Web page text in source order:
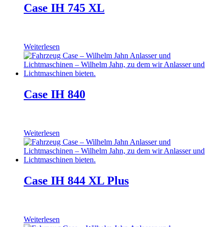
Case IH 745 XL
Weiterlesen
Case IH 840
Weiterlesen
Case IH 844 XL Plus
Weiterlesen